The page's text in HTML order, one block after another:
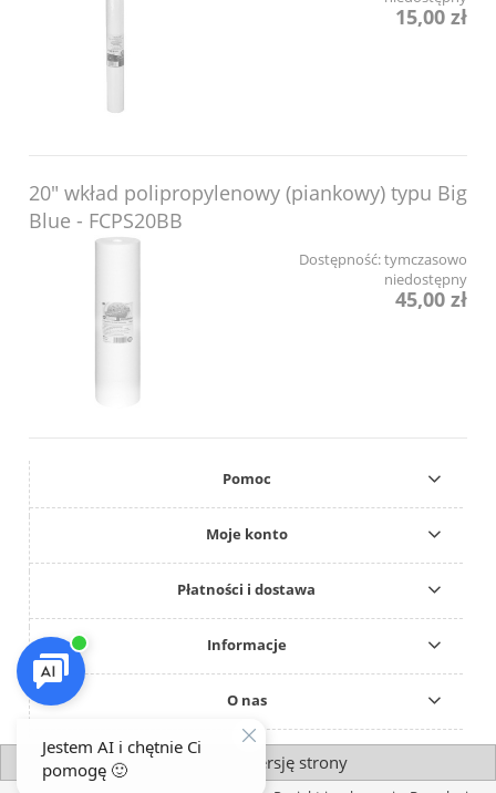
15,00 zł
20" wkład polipropylenowy (piankowy) typu Big
Blue - FCPS20BB
Dostępność:tymczasowo
niedostępny
45,00 zł
Pomoc
Moje konto
Płatności i dostawa
Informacje
O nas
pokaż pełną wersję strony